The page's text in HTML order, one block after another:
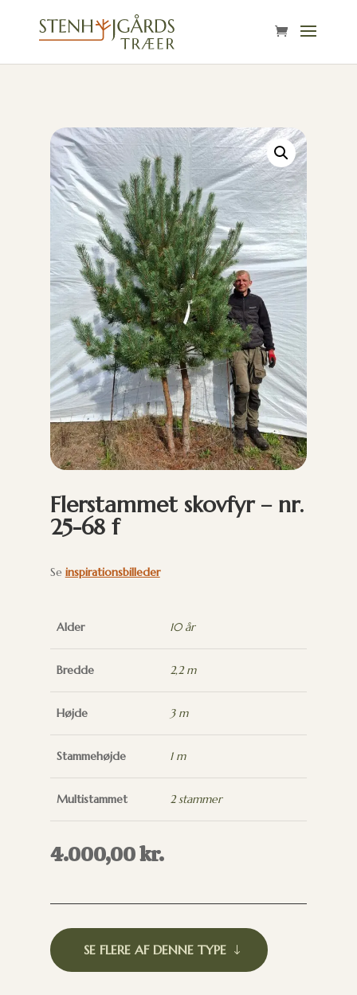
Flerstammet skovfyr – nr.
25-68 f
Se inspirationsbilleder
Alder 10 år
Bredde 2,2 m
Højde 3 m
Stammehøjde 1 m
Multistammet 2 stammer
4.000,00kr.
SE FLERE AF DENNE TYPE